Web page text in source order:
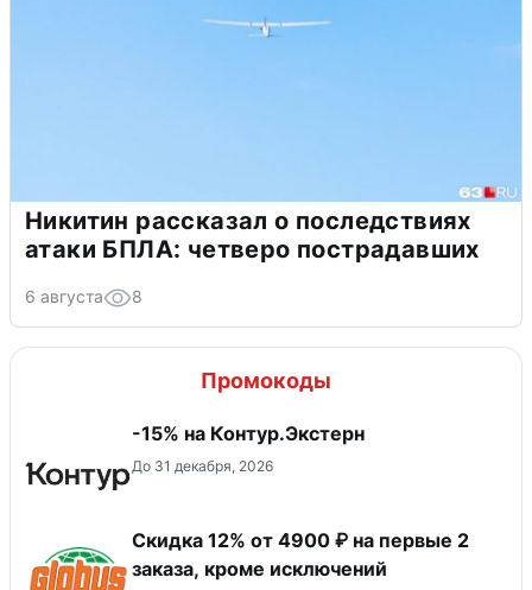
Никитин рассказал о последствиях
атаки БПЛА: четверо пострадавших
6 августа 8
Промокоды
-15% на Контур.Экстерн
До 31 декабря, 2026
Скидка 12% от 4900 ₽ на первые 2
заказа, кроме исключений